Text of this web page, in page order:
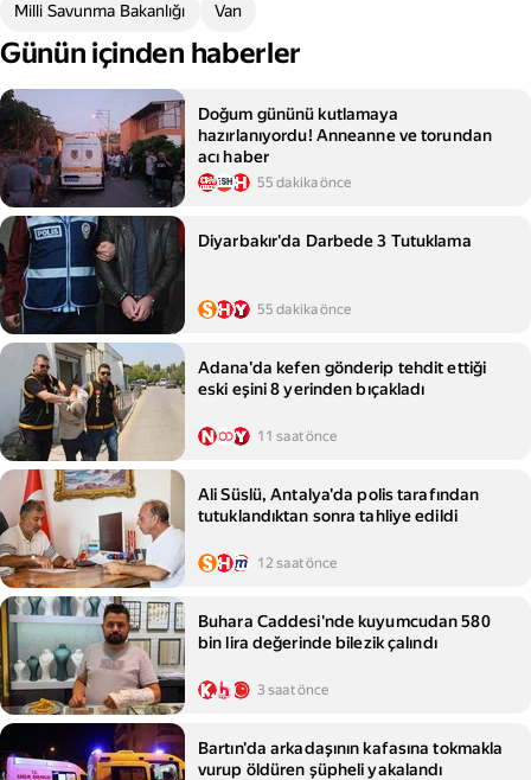
Milli Savunma Bakanlığı Van
Günün içinden haberler
Doğum gününü kutlamaya
hazırlanıyordu! Anneanne ve torundan
acı haber
55 dakika önce
Diyarbakır'da Darbede 3 Tutuklama
55 dakika önce
Adana'da kefen gönderip tehdit ettiği
eski eşini 8 yerinden bıçakladı
11 saat önce
Ali Süslü, Antalya'da polis tarafından
tutuklandıktan sonra tahliye edildi
12 saat önce
Buhara Caddesi'nde kuyumcudan 580
bin lira değerinde bilezik çalındı
3 saat önce
Bartın'da arkadaşının kafasına tokmakla
vurup öldüren şüpheli yakalandı